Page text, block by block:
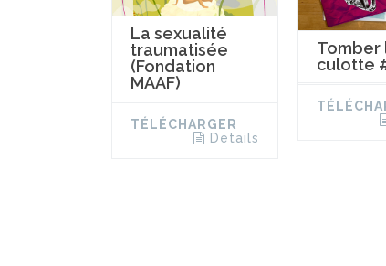
La sexualité
traumatisée
(Fondation
MAAF)
TÉLÉCHARGER
Details
Tomber
culotte